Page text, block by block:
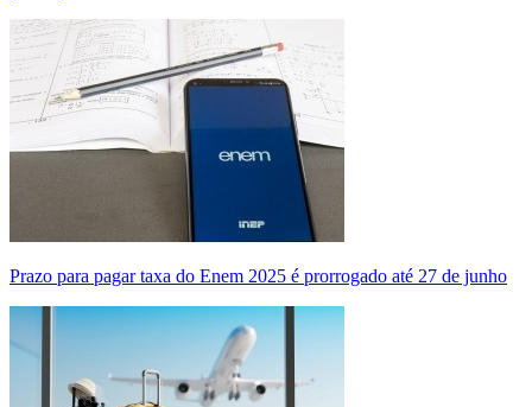
Prazo para pagar taxa do Enem 2025 é prorrogado até 27 de junho